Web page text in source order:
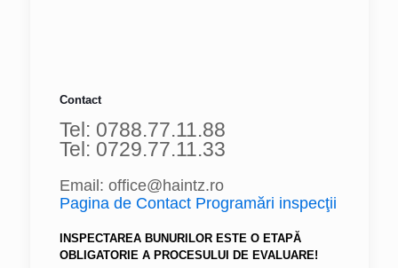
Contact
Tel: 0788.77.11.88
Tel: 0729.77.11.33
Email: office@haintz.ro
Pagina de Contact Programări inspecţii
INSPECTAREA BUNURILOR ESTE O ETAPĂ
OBLIGATORIE A PROCESULUI DE EVALUARE!